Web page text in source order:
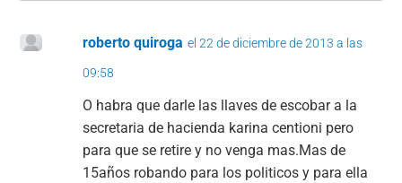
roberto quiroga el 22 de diciembre de 2013 a las
09:58
O habra que darle las llaves de escobar a la
secretaria de hacienda karina centioni pero
para que se retire y no venga mas.Mas de
15años robando para los politicos y para ella